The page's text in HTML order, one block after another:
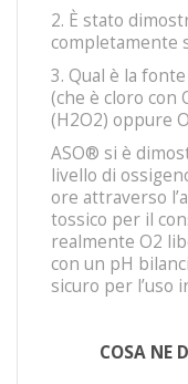
2. È stato
completamente
3. Qual è la
(che è cloro con
(H2O2) oppure
ASO® si è
livello di
ore attraverso
tossico per il
realmente O2
con un pH
sicuro per l’uso
COSA NE